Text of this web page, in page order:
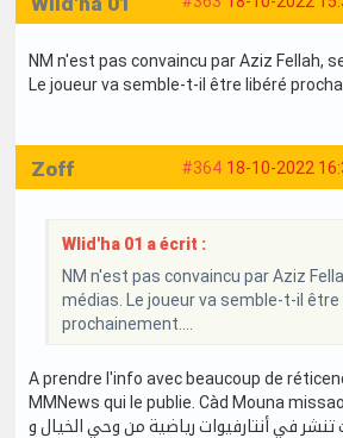
NM n'est pas convaincu par Aziz Fellah,
Le joueur va semble-t-il être libéré
#364 18-10-2022
Zoff
Wlid'ha 01 a écrit :
NM n'est pas convaincu par Aziz
médias. Le joueur va semble-t-il être
prochainement....
A prendre l'info avec beaucoup de
MMNews qui le publie. Càd Mouna
تنشر في أنتارفيوات رياضية من وحي الخيال و